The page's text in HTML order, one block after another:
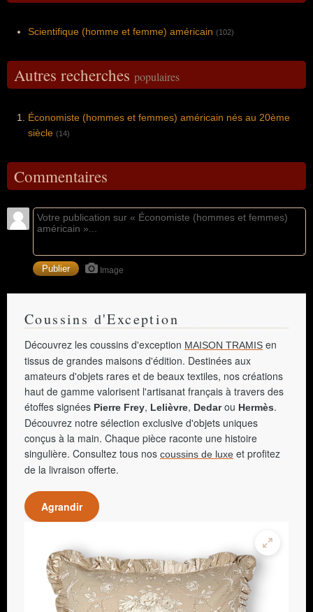
Scientifique (homme et femme) américain (102)
Autres recherches populaires
Économiste (hommes et femmes) américain nés au 20ème
siècle (14)
Commentaires
Image
Coussins d'Exception
Découvrez les coussins d'exception MAISON TRAMIS en
tissus de grandes maisons d'édition. Destinées aux
amateurs d'objets rares et de beaux textiles, nos créations
haut de gamme valorisent l'artisanat français à travers des
étoffes signées Pierre Frey, Lelièvre, Dedarou Hermès.
Découvrez notre sélection exclusive d'objets uniques
conçus à la main. Chaque pièce raconte une histoire
singulière. Consultez tous nos coussins de luxe et profitez
de la livraison offerte.
Agrandir